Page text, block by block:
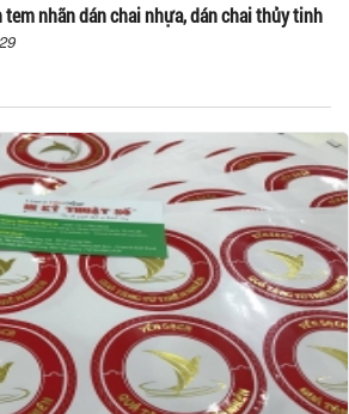
tem nhãn dán chai nhựa, dán chai thủy tinh